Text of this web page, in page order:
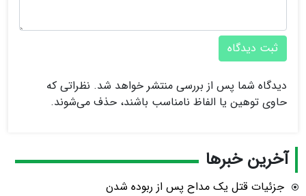
ثبت دیدگاه
دیدگاه شما پس از بررسی منتشر خواهد شد. نظراتی که
حاوی توهین یا الفاظ نامناسب باشند، حذف می‌شوند.
آخرین خبرها
جزئیات قتل یک مداح پس از ربوده شدن